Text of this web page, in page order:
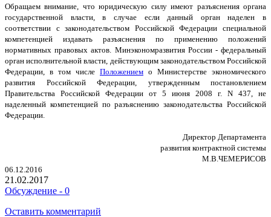
Обращаем внимание, что юридическую силу имеют разъяснения органа
государственной власти, в случае если данный орган наделен в
соответствии с законодательством Российской Федерации специальной
компетенцией издавать разъяснения по применению положений
нормативных правовых актов. Минэкономразвития России - федеральный
орган исполнительной власти, действующим законодательством Российской
Федерации, в том числе Положением о Министерстве экономического
развития Российской Федерации, утвержденным постановлением
Правительства Российской Федерации от 5 июня 2008 г. N 437, не
наделенный компетенцией по разъяснению законодательства Российской
Федерации.
Директор Департамента
развития контрактной системы
М.В.ЧЕМЕРИСОВ
06.12.2016
21.02.2017
Обсуждение - 0
Оставить комментарий